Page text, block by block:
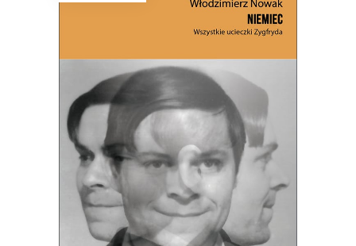
NIEMIEC. WSZYSTKIE
UCIECZKI ZYGFRYDA
Czy Zygfryd Kapela zdradził Niemcy z
Polską, czy Polskę z Niemcami?
61.00 39.65zł
KSIĄŻKA DO KOSZYKA